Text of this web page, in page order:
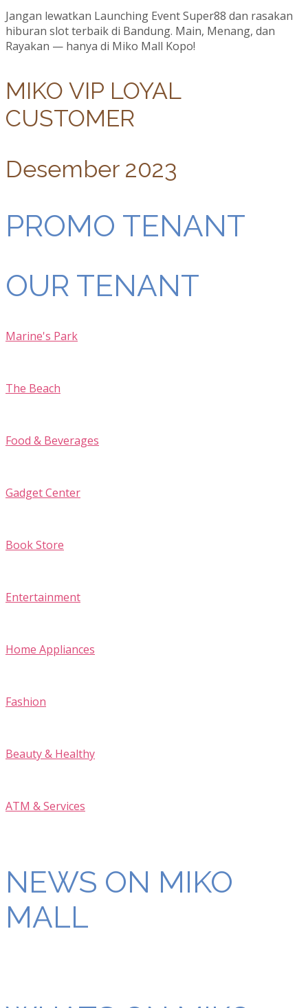
Jangan lewatkan Launching Event Super88 dan rasakan
hiburan slot terbaik di Bandung. Main, Menang, dan
Rayakan — hanya di Miko Mall Kopo!
MIKO VIP LOYAL
CUSTOMER
Desember 2023
PROMO TENANT
OUR TENANT
Marine's Park
The Beach
Food & Beverages
Gadget Center
Book Store
Entertainment
Home Appliances
Fashion
Beauty & Healthy
ATM & Services
NEWS ON MIKO
MALL